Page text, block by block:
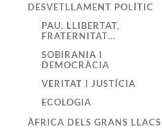
DESVETLLAMENT POLÍTIC
PAU, LLIBERTAT,
FRATERNITAT…
SOBIRANIA I
DEMOCRÀCIA
VERITAT I JUSTÍCIA
ECOLOGIA
ÀFRICA DELS GRANS LLACS